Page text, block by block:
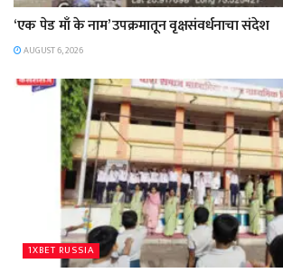
‘एक पेड माँ के नाम’ उपक्रमातून वृक्षसंवर्धनाचा संदेश
AUGUST 6, 2026
1XBET RUSSIA